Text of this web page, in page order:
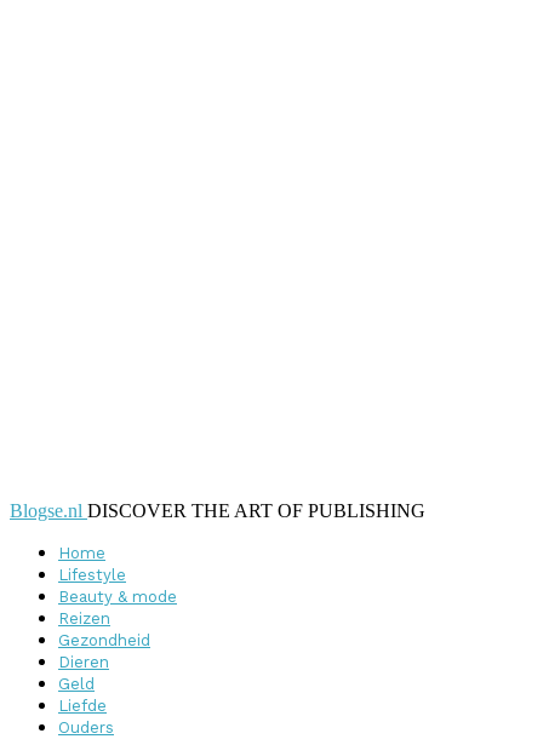
Blogse.nl DISCOVER THE ART OF PUBLISHING
Home
Lifestyle
Beauty & mode
Reizen
Gezondheid
Dieren
Geld
Liefde
Ouders